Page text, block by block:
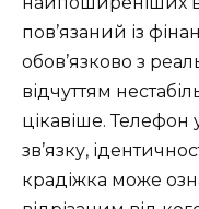
пов’язаний із
обов’язково з
відчуттям
цікавіше. Телефон
зв’язку,
крадіжка може